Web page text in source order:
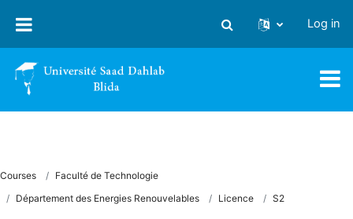
Toggle search input
Log in
Courses
Faculté de Technologie
Département des Energies Renouvelables
Licence S2